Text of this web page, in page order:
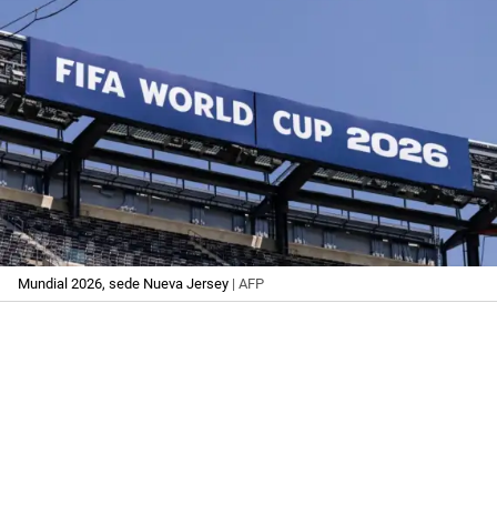
Mundial 2026, sede Nueva Jersey | AFP